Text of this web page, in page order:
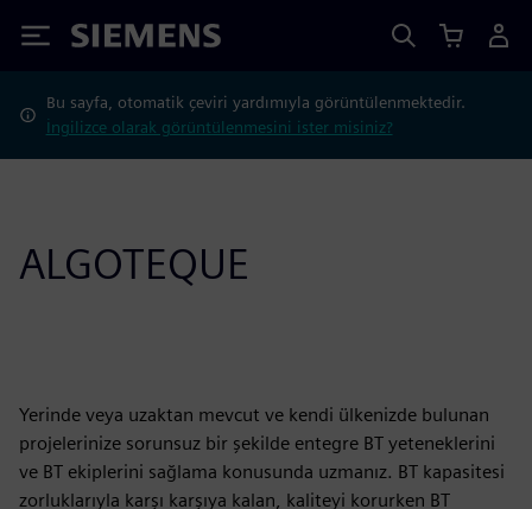
Siemens
Bu sayfa, otomatik çeviri yardımıyla görüntülenmektedir.
İngilizce olarak görüntülenmesini ister misiniz?
ALGOTEQUE
Yerinde veya uzaktan mevcut ve kendi ülkenizde bulunan
projelerinize sorunsuz bir şekilde entegre BT yeteneklerini
ve BT ekiplerini sağlama konusunda uzmanız. BT kapasitesi
zorluklarıyla karşı karşıya kalan, kaliteyi korurken BT